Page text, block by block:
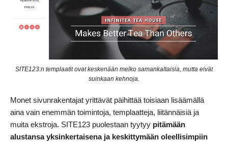
SITE123:n templaatit ovat keskenään melko samankaltaisia, mutta eivät
suinkaan kehnoja.
Monet sivunrakentajat yrittävät päihittää toisiaan lisäämällä
aina vain enemmän toimintoja, templaatteja, liitännäisiä ja
muita ekstroja. SITE123 puolestaan tyytyy pitämään
alustansa yksinkertaisena ja keskittymään oleellisimpiin